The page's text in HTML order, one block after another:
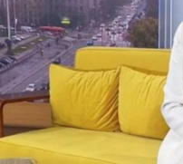
- Hvala vam na
tada Irina Vukotić
razgovor.
- Irina, koja čita,
koja je lepa. Mislim